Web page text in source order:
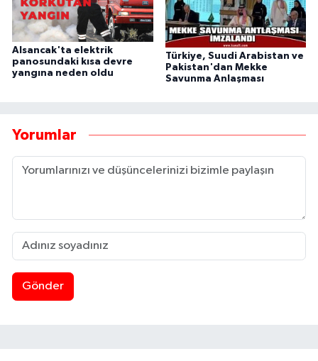
Alsancak'ta elektrik
panosundaki kısa devre
yangına neden oldu
Türkiye, Suudi Arabistan ve
Pakistan'dan Mekke
Savunma Anlaşması
Yorumlar
Gönder